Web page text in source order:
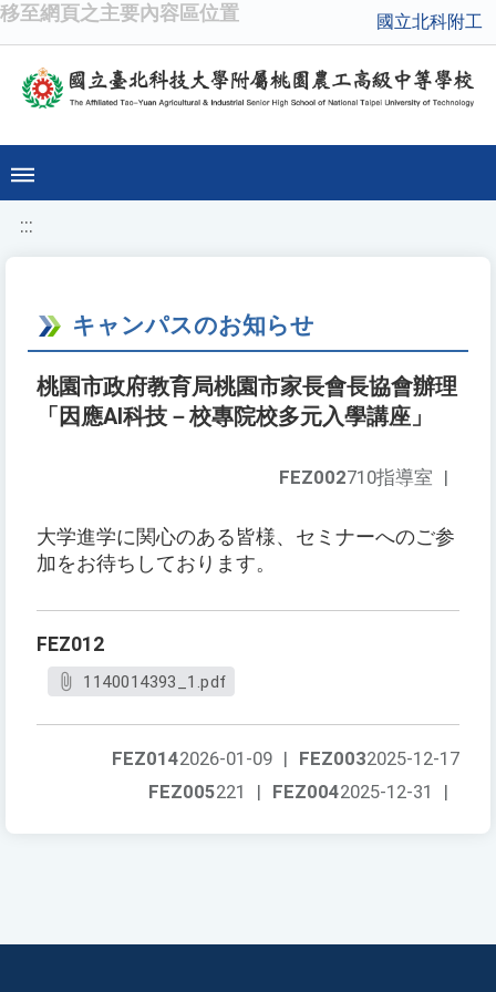
移至網頁之主要內容區位置 國立北科附工
:::
キャンパスのお知らせ
桃園市政府教育局桃園市家長會長協會辦理
「因應AI科技－校專院校多元入學講座」
FEZ002710指導室 |
大学進学に関心のある皆様、セミナーへのご参
加をお待ちしております。
FEZ012
1140014393_1.pdf
FEZ0032025-12-17
FEZ0142026-01-09 |
FEZ0042025-12-31 |
FEZ005221 |